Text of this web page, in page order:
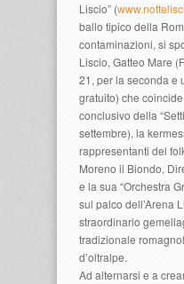
Liscio” (
ballo tipico della
contaminazioni, si
Liscio, Gatteo Mare
21, per la seconda e
gratuito) che
conclusivo della
settembre), la
rappresentanti del
Moreno il Biondo,
e la sua “Orchestra
sul palco dell’Arena
straordinario
tradizionale
d’oltralpe.
Ad alternarsi e a